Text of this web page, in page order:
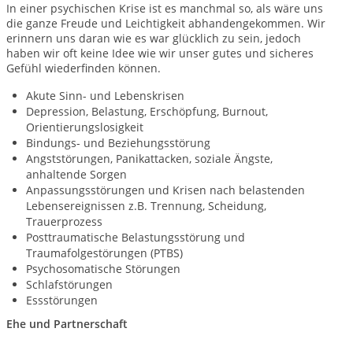
In einer psychischen Krise ist es manchmal so, als wäre uns
die ganze Freude und Leichtigkeit abhandengekommen. Wir
erinnern uns daran wie es war glücklich zu sein, jedoch
haben wir oft keine Idee wie wir unser gutes und sicheres
Gefühl wiederfinden können.
Akute Sinn- und Lebenskrisen
Depression, Belastung, Erschöpfung, Burnout,
Orientierungslosigkeit
Bindungs- und Beziehungsstörung
Angststörungen, Panikattacken, soziale Ängste,
anhaltende Sorgen
Anpassungsstörungen und Krisen nach belastenden
Lebensereignissen z.B. Trennung, Scheidung,
Trauerprozess
Posttraumatische Belastungsstörung und
Traumafolgestörungen (PTBS)
Psychosomatische Störungen
Schlafstörungen
Essstörungen
Ehe und Partnerschaft